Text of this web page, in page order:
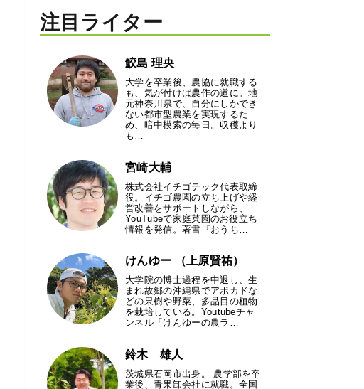
注目ライター
鮫島 理央
大学を卒業後、農協に就職する
も、気が付けば農作の道に。地
元神奈川県で、自分にしかでき
ない都市型農業を実現するた
め、暗中模索の毎日。収穫より
も…
宮崎大輔
株式会社イチゴテック代表取締
役。イチゴ農園の立ち上げや経
営改善をサポートしながら、
YouTubeで家庭菜園のお役立ち
情報を発信。著書『おうち…
けんゆー （上原賢祐）
大学院の博士過程を中退し、生
まれ故郷の沖縄県でアボカドな
どの果樹や野菜、多品目の植物
を栽培している。Youtubeチャ
ンネル「けんゆーの農ラ…
鈴木 雄人
茨城県石岡市出身。 農学部を卒
業後、青果卸会社に就職。全国